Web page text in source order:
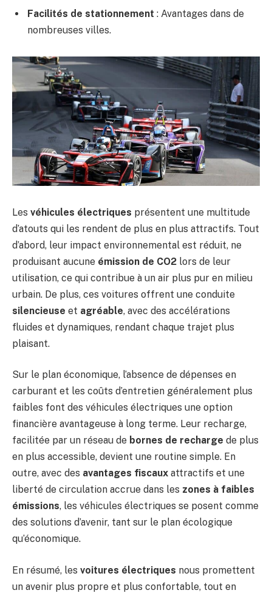
Facilités de stationnement : Avantages dans de
nombreuses villes.
Les véhicules électriques présentent une multitude
d’atouts qui les rendent de plus en plus attractifs. Tout
d’abord, leur impact environnemental est réduit, ne
produisant aucune émission de CO2 lors de leur
utilisation, ce qui contribue à un air plus pur en milieu
urbain. De plus, ces voitures offrent une conduite
silencieuse et agréable, avec des accélérations
fluides et dynamiques, rendant chaque trajet plus
plaisant.
Sur le plan économique, l’absence de dépenses en
carburant et les coûts d’entretien généralement plus
faibles font des véhicules électriques une option
financière avantageuse à long terme. Leur recharge,
facilitée par un réseau de bornes de recharge de plus
en plus accessible, devient une routine simple. En
outre, avec des avantages fiscaux attractifs et une
liberté de circulation accrue dans les zones à faibles
émissions, les véhicules électriques se posent comme
des solutions d’avenir, tant sur le plan écologique
qu’économique.
En résumé, les voitures électriques nous promettent
un avenir plus propre et plus confortable, tout en